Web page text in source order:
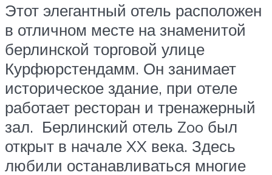
Этот элегантный отель расположен
в отличном месте на знаменитой
берлинской торговой улице
Курфюрстендамм. Он занимает
историческое здание, при отеле
работает ресторан и тренажерный
зал. Берлинский отель Zoo был
открыт в начале XX века. Здесь
любили останавливаться многие